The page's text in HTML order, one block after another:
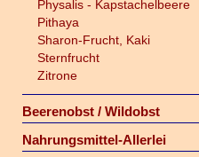
Physalis - Kapstachelbeere
Pithaya
Sharon-Frucht, Kaki
Sternfrucht
Zitrone
Beerenobst / Wildobst
Nahrungsmittel-Allerlei